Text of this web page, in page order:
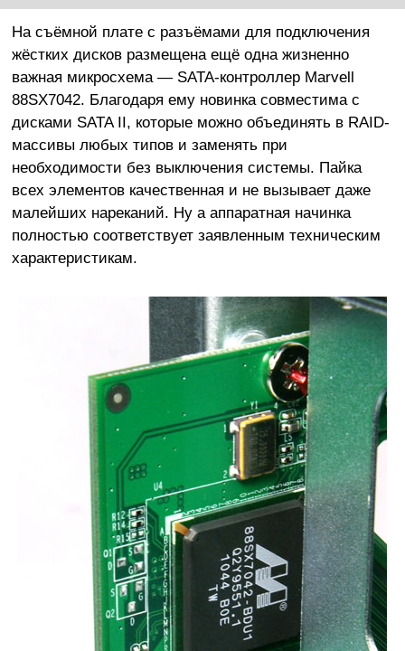
На съёмной плате с разъёмами для подключения
жёстких дисков размещена ещё одна жизненно
важная микросхема — SATA-контроллер Marvell
88SX7042. Благодаря ему новинка совместима с
дисками SATA II, которые можно объединять в RAID-
массивы любых типов и заменять при
необходимости без выключения системы. Пайка
всех элементов качественная и не вызывает даже
малейших нареканий. Ну а аппаратная начинка
полностью соответствует заявленным техническим
характеристикам.